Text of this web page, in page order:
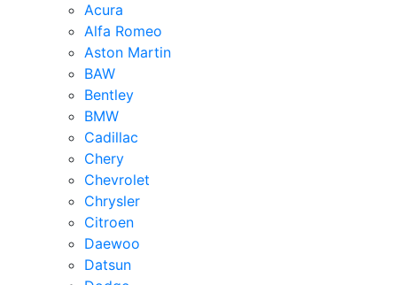
Acura
Alfa Romeo
Aston Martin
BAW
Bentley
BMW
Cadillac
Chery
Chevrolet
Chrysler
Citroen
Daewoo
Datsun